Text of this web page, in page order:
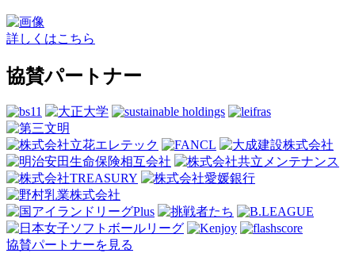
詳しくはこちら
協賛パートナー
協賛パートナーを見る